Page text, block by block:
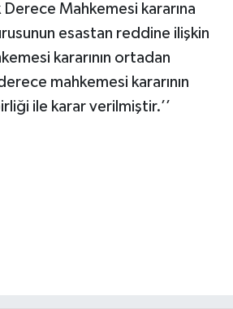
Mahkemesi kararına
esastan reddine ilişkin
kararının ortadan
mahkemesi kararının
ile karar verilmiştir.’’